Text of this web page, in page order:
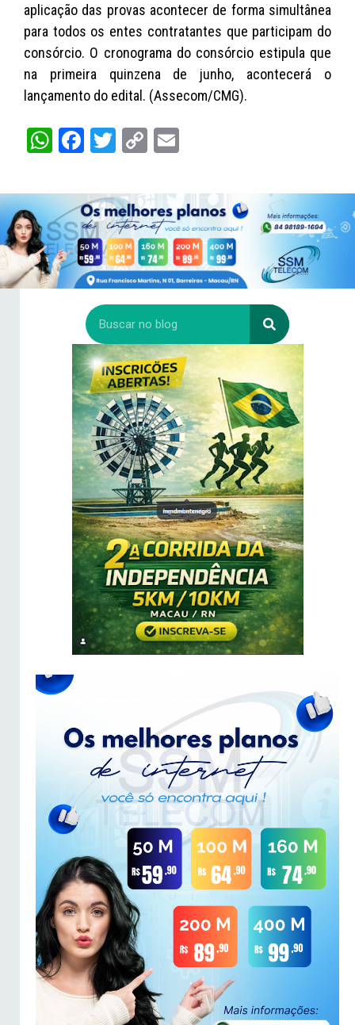
aplicação das provas acontecer de forma simultânea
para todos os entes contratantes que participam do
consórcio. O cronograma do consórcio estipula que
na primeira quinzena de junho, acontecerá o
lançamento do edital. (Assecom/CMG).
W
ts
A
pp
Fa
bo
ok
T
tt
er
C
y
Li
nk
ail